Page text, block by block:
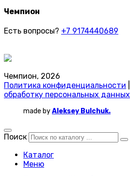
Чемпион
Есть вопросы? +7 9174440689
Чемпион, 2026
Политика конфиденциальности
обработку персональных данных
made byAleksey Bulchuk.
Поиск
Каталог
Меню